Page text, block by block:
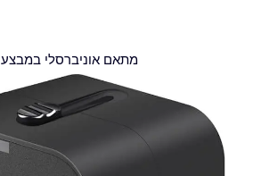
מתאם אוניברסלי במבצע